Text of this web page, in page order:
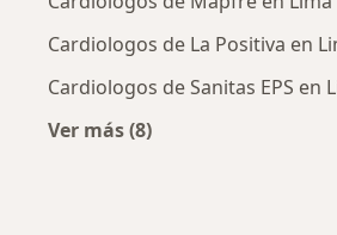
tardíamente.
Revista Peruana de Cardiología
(En Prensa)
Cardiologos de La Positiva en
Cardiologos de Sanitas EPS en
Ver más (8)